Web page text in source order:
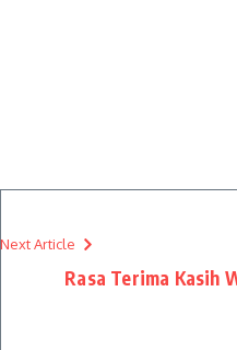
Next Article
Rasa Terima Kasih